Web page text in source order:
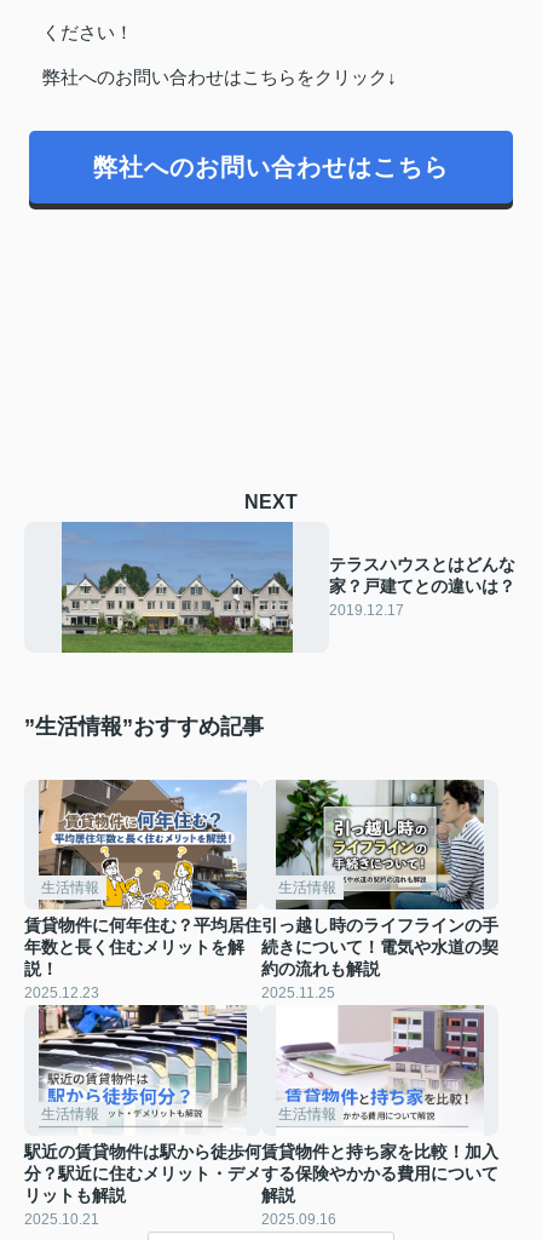
ください！
弊社へのお問い合わせはこちらをクリック↓
弊社へのお問い合わせはこちら
NEXT
テラスハウスとはどんな
家？戸建てとの違いは？
2019.12.17
”生活情報”おすすめ記事
生活情報
賃貸物件に何年住む？平均居住
年数と長く住むメリットを解
説！
2025.12.23
生活情報
引っ越し時のライフラインの手
続きについて！電気や水道の契
約の流れも解説
2025.11.25
生活情報
駅近の賃貸物件は駅から徒歩何
分？駅近に住むメリット・デメ
リットも解説
2025.10.21
生活情報
賃貸物件と持ち家を比較！加入
する保険やかかる費用について
解説
2025.09.16